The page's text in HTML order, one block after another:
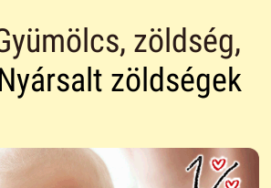
zöldség,
zöldségek